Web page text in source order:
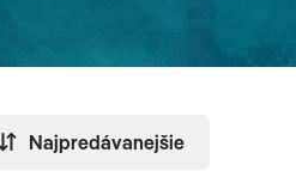
Najpredávanejšie